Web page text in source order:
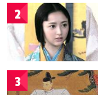
2
3